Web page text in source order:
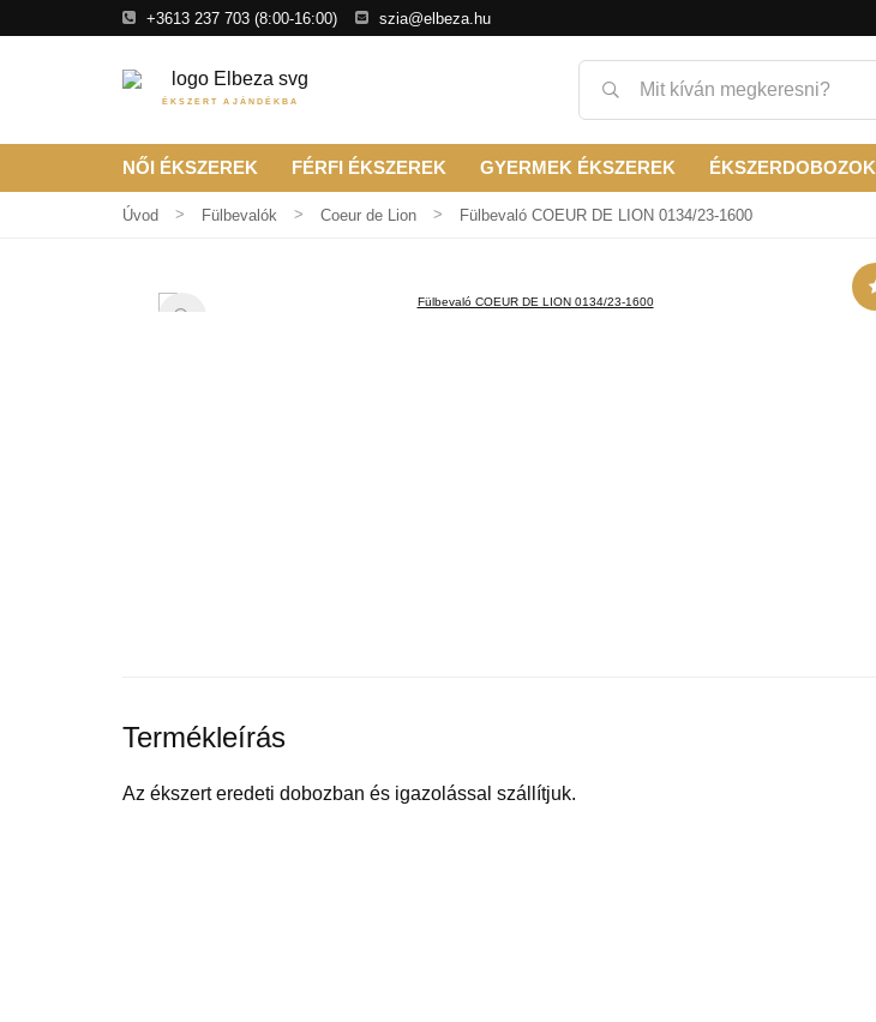
+3613 237 703 (8:00-16:00) szia@elbeza.hu
ÉKSZERT AJÁNDÉKBA
NŐI ÉKSZEREK FÉRFI ÉKSZEREK GYERMEK ÉKSZEREK ÉKSZERDOBOZOK
Úvod Fülbevalók Coeur de Lion Fülbevaló COEUR DE LION 0134/23-1600
Termékleírás
Az ékszert eredeti dobozban és igazolással szállítjuk.